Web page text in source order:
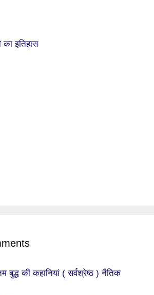
का इतिहास
बुद्ध की कहानियां ( सर्वश्रेष्ठ ) नैतिक